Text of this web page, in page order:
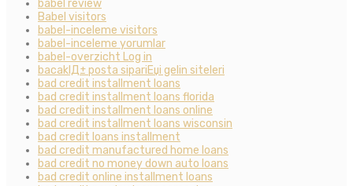
babel review
Babel visitors
babel-inceleme visitors
babel-inceleme yorumlar
babel-overzicht Log in
bacaklД± posta sipariЕџi gelin siteleri
bad credit installment loans
bad credit installment loans florida
bad credit installment loans online
bad credit installment loans wisconsin
bad credit loans installment
bad credit manufactured home loans
bad credit no money down auto loans
bad credit online installment loans